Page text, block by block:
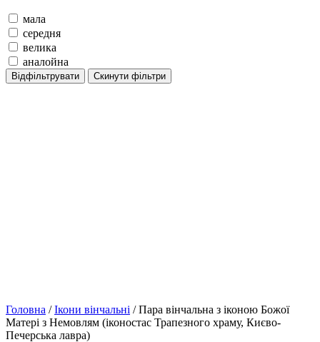
мала
середня
велика
аналойна
Відфільтрувати Скинути фільтри
Головна /Ікони вінчальні / Пара вінчальна з іконою Божої
Матері з Немовлям (іконостас Трапезного храму, Києво-
Печерська лавра)